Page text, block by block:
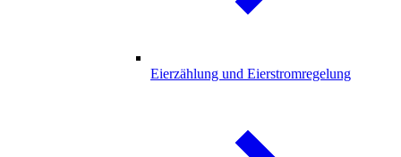
Eierzählung und Eierstromregelung